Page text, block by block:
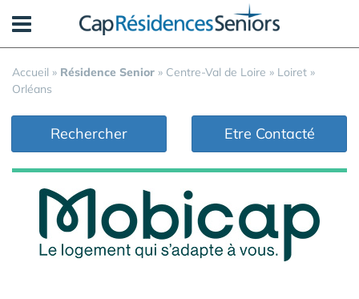
Accueil » Résidence Senior » Centre-Val de Loire » Loiret »
Orléans
Rechercher Etre Contacté